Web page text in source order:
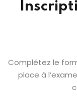
Complétez le
place à